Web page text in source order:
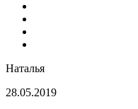
Наталья
28.05.2019